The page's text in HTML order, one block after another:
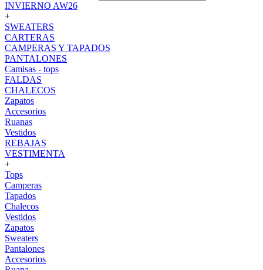
INVIERNO AW26
+
SWEATERS
CARTERAS
CAMPERAS Y TAPADOS
PANTALONES
Camisas - tops
FALDAS
CHALECOS
Zapatos
Accesorios
Ruanas
Vestidos
REBAJAS
VESTIMENTA
+
Tops
Camperas
Tapados
Chalecos
Vestidos
Zapatos
Sweaters
Pantalones
Accesorios